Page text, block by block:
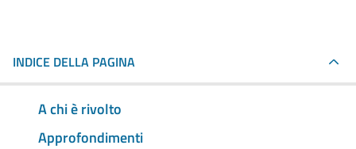
INDICE DELLA PAGINA
A chi è rivolto
Approfondimenti